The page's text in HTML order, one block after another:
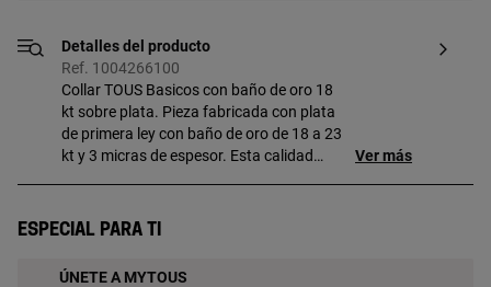
Detalles del producto
Ref. 1004266100
Collar TOUS Basicos con baño de oro 18
kt sobre plata. Pieza fabricada con plata
de primera ley con baño de oro de 18 a 23
kt y 3 micras de espesor. Esta calidad
Ver más
Especial para ti
ÚNETE A MYTOUS